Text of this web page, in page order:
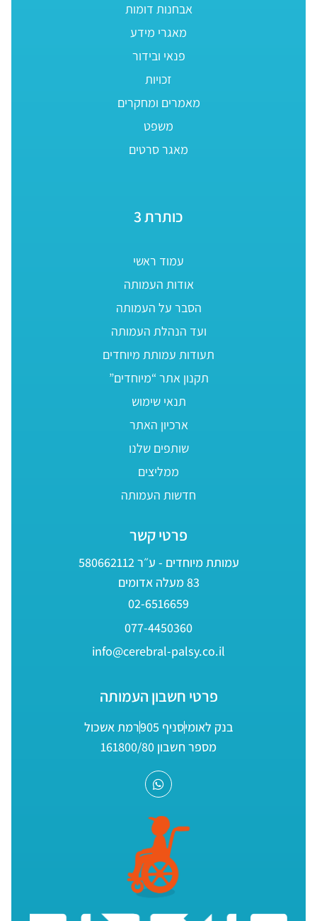
אבחנות דומות
מאגרי מידע
פנאי ובידור
זכויות
מאמרים ומחקרים
משפט
מאגר סרטים
כותרת 3
עמוד ראשי
אודות העמותה
הסבר על העמותה
ועד הנהלת העמותה
תעודות עמותת מיוחדים
תקנון אתר “מיוחדים”
תנאי שימוש
ארכיון האתר
שותפים שלנו
ממליצים
חדשות העמותה
פרטי קשר
עמותת מיוחדים - ע״ר 580662112
83 מעלה אדומים
02-6516659
077-4450360
info@cerebral-palsy.co.il
פרטי חשבון העמותה
בנק לאומיסניף 905
רמת אשכול
מספר חשבון 161800/80